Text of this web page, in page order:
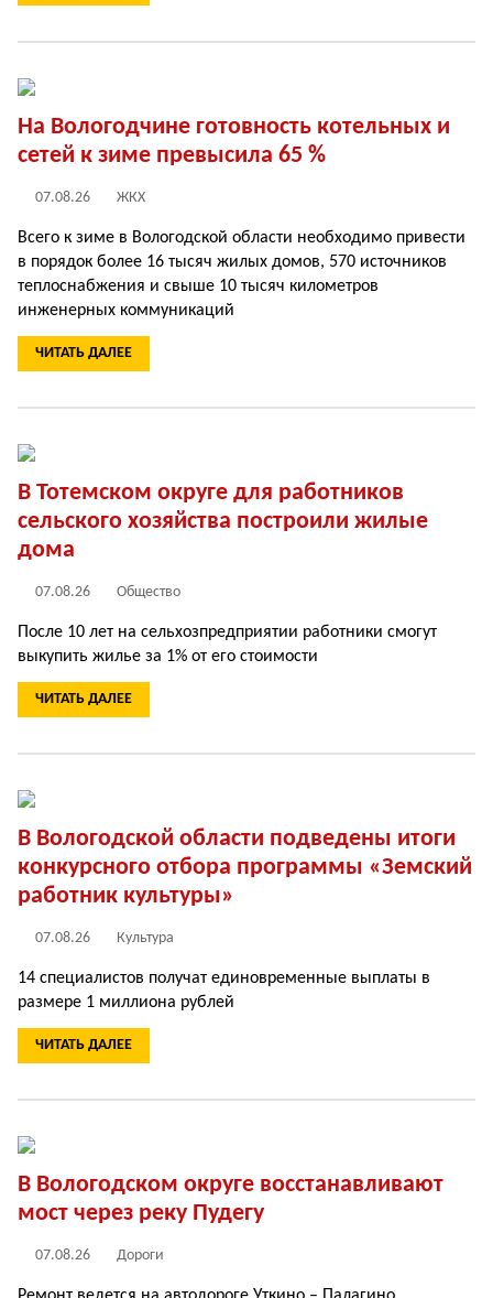
На Вологодчине готовность котельных и
сетей к зиме превысила 65 %
07.08.26 ЖКХ
Всего к зиме в Вологодской области необходимо привести
в порядок более 16 тысяч жилых домов, 570 источников
теплоснабжения и свыше 10 тысяч километров
инженерных коммуникаций
ЧИТАТЬ ДАЛЕЕ
В Тотемском округе для работников
сельского хозяйства построили жилые
дома
07.08.26 Общество
После 10 лет на сельхозпредприятии работники смогут
выкупить жилье за 1% от его стоимости
ЧИТАТЬ ДАЛЕЕ
В Вологодской области подведены итоги
конкурсного отбора программы «Земский
работник культуры»
07.08.26 Культура
14 специалистов получат единовременные выплаты в
размере 1 миллиона рублей
ЧИТАТЬ ДАЛЕЕ
В Вологодском округе восстанавливают
мост через реку Пудегу
07.08.26 Дороги